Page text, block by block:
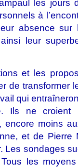
les jours
à
absence
leur
et les
de transformer
qui
Ils ne
encore moins
et de
Les sondages
les